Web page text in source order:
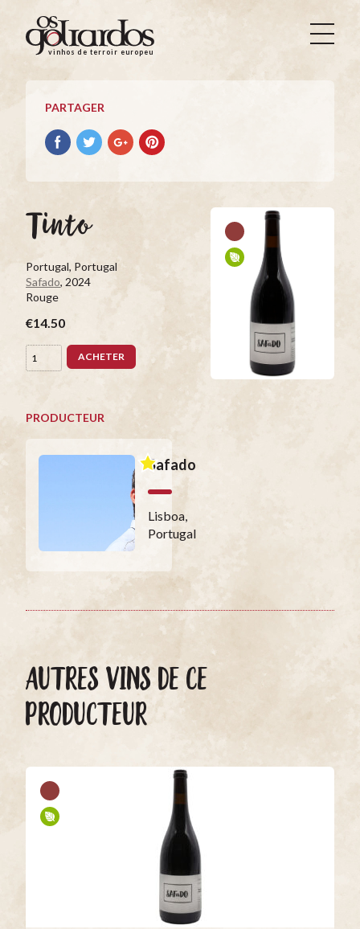
Os
Goliardos
Vinhos
Terroir
Europeus
vinhos de terroir europeus
PARTAGER
Partager
avec
Partager
avec
Partager
avec
Partager
avec
Tinto
Portugal, Portugal
Safado, 2024
Rouge
€14.50
ACHETER
PRODUCTEUR
Safado
Lisboa,
Portugal
AUTRES VINS DE CE
PRODUCTEUR